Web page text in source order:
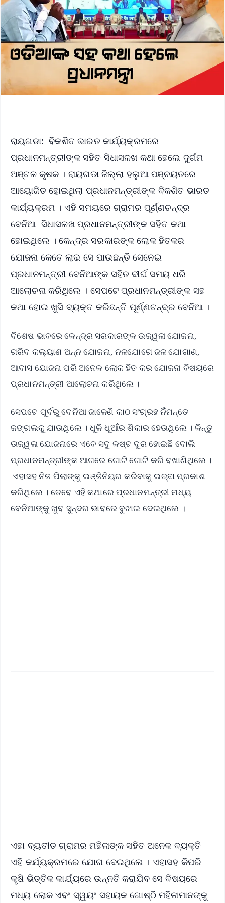
ରାୟଗଡା: ବିକଶିତ ଭାରତ କାର୍ଯ୍ୟକ୍ରମରେ
ପ୍ରଧାନମନ୍ତ୍ରୀଙ୍କ ସହିତ ସିଧାସଳଖ କଥା ହେଲେ ଦୁର୍ଗମ
ଅଞ୍ଚଳ କୃଷକ । ରାୟଗଡା ଜିଲ୍ଲା ହଲୁଆ ପଞ୍ଚୟତରେ
ଆୟୋଜିତ ହୋଇଥିଲା ପ୍ରଧାନମନ୍ତ୍ରୀଙ୍କ ବିକଶିତ ଭାରତ
କାର୍ଯ୍ୟକ୍ରମ । ଏହି ସମୟରେ ଗ୍ରାମର ପୂର୍ଣ୍ଣଚନ୍ଦ୍ର
ବେନିଆ ସିଧାସଳଖ ପ୍ରଧାନମନ୍ତ୍ରୀଙ୍କ ସହିତ କଥା
ହୋଇଥିଲେ । କେନ୍ଦ୍ର ସରକାରଙ୍କ ଲୋକ ହିତକର
ଯୋଜନା କେତେ ଲାଭ ସେ ପାଉଛନ୍ତି ସେନେଇ
ପ୍ରଧାନମନ୍ତ୍ରୀ ବେନିଆଙ୍କ ସହିତ ଦୀର୍ଘ ସମୟ ଧରି
ଆଲୋଚନା କରିଥିଲେ । ସେପଟେ ପ୍ରଧାନମନ୍ତ୍ରୀଙ୍କ ସହ
କଥା ହୋଇ ଖୁସି ବ୍ୟକ୍ତ କରିଛନ୍ତି ପୂର୍ଣ୍ଣଚନ୍ଦ୍ର ବେନିଆ ।
ବିଶେଷ ଭାବରେ କେନ୍ଦ୍ର ସରକାରଙ୍କ ଉଜ୍ୱଳା ଯୋଜନା,
ଗରିବ କଲ୍ୟାଣ ଅନ୍ନ ଯୋଜନା, ନଳଯୋଗେ ଜଳ ଯୋଗାଣ,
ଆବାସ ଯୋଜନା ପରି ଅନେକ ଲୋକ ହିତ କର ଯୋଜନା ବିଷୟରେ
ପ୍ରଧାନମନ୍ତ୍ରୀ ଆଲୋଚନା କରିଥିଲେ ।
ସେପଟେ ପୂର୍ବରୁ ବେନିଆ ଜାଳେଣି କାଠ ସଂଗ୍ରହ ନିଁମନ୍ତେ
ଜଙ୍ଗଲକୁ ଯାଉଥିଲେ । ଧୂଳି ଧୂଆଁର ଶିକାର ହେଉଥିଲେ । କିନ୍ତୁ
ଉଜ୍ୱଳା ଯୋଜନାରେ ଏବେ ସବୁ କଷ୍ଟ ଦୂର ହୋଇଛି ବୋଲି
ପ୍ରଧାନମନ୍ତ୍ରୀଙ୍କ ଆଗରେ ଗୋଟି ଗୋଟି କରି ବଖାଣିଥିଲେ ।
ଏହାସହ ନିଜ ପିଲାଙ୍କୁ ଇଞ୍ଜିନିୟର କରିବାକୁ ଇଚ୍ଛା ପ୍ରକାଶ
କରିଥିଲେ । ତେବେ ଏହି କଥାରେ ପ୍ରଧାନମନ୍ତ୍ରୀ ମଧ୍ୟ
ବେନିଆଙ୍କୁ ଖୁବ ସୁନ୍ଦର ଭାବରେ ବୁଝାଇ ଦେଇଥିଲେ ।
ଏହା ବ୍ୟତୀତ ଗ୍ରାମର ମହିଳାଙ୍କ ସହିତ ଅନେକ ବ୍ୟକ୍ତି
ଏହି କର୍ଯ୍ୟକ୍ରମରେ ଯୋଗ ଦେଇଥିଲେ । ଏହାସହ କିପରି
କୃଷି ଭିତ୍ତିକ କାର୍ଯ୍ୟରେ ଉନ୍ନତି କରାଯିବ ସେ ବିଷୟରେ
ମଧ୍ୟ ଲୋକ ଏବଂ ସ୍ୱୟଂ ସହାୟକ ଗୋଷ୍ଠି ମହିଳାମାନଙ୍କୁ